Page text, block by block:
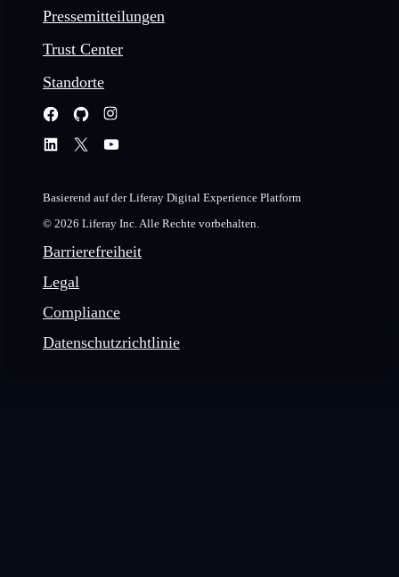
Pressemitteilungen
Trust Center
Standorte
Basierend auf der Liferay Digital Experience Platform
© 2026 Liferay Inc. Alle Rechte vorbehalten.
Barrierefreiheit
Legal
Compliance
Datenschutzrichtlinie